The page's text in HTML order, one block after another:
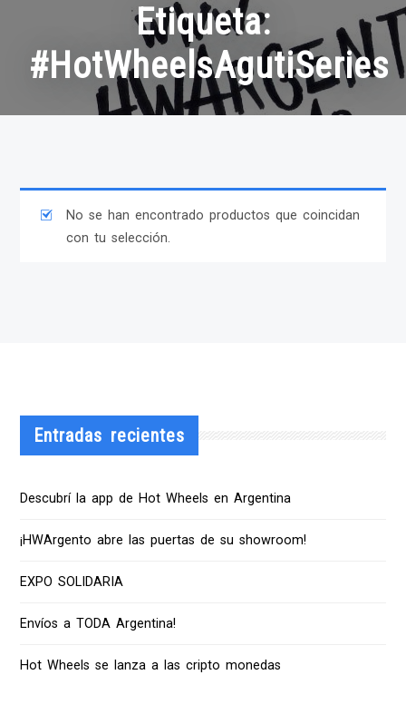
Etiqueta:
#HotWheelsAgutiSeries
No se han encontrado productos que coincidan
con tu selección.
Entradas recientes
Descubrí la app de Hot Wheels en Argentina
¡HWArgento abre las puertas de su showroom!
EXPO SOLIDARIA
Envíos a TODA Argentina!
Hot Wheels se lanza a las cripto monedas